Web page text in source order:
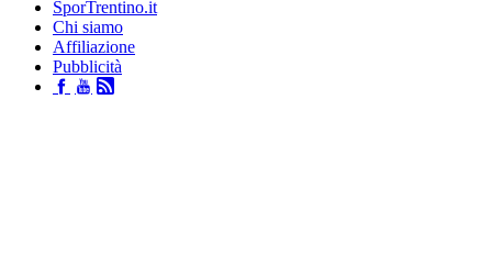
SporTrentino.it
Chi siamo
Affiliazione
Pubblicità